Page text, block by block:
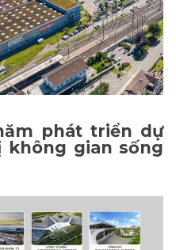
phát triển dự
không gian sống